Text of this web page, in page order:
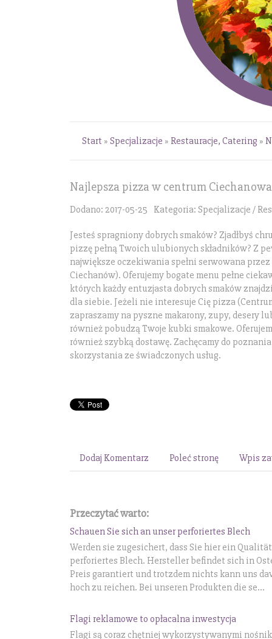
Start » Specjalizacje » Restauracje, Catering »
Najlepsza pizza w centrum Ciechanowa
Dodano: 2017-05-25 Kategoria: Specjalizacje /
Jesteś spragniony dobrych smaków? Zjadłbyś
pizzę pełną Twoich ulubionych składników? Z
największe oczekiwania spełni serwowana
Ciechanów). Oferujemy bogate menu pełne
których każdy entuzjasta dobrych smaków
dla siebie. Jeżeli nie interesuje Cię pizza
zapraszamy na pyszne makarony, zupy, desery
również pobudzą Twoje kubki smakowe.
również szybką dostawę. Zachęcamy do
skorzystania ze świadczonych usług.
Dodaj Komentarz Poleć stronę Wpis
Przeczytać warto:
Schauen Sie sich an unser perforiertes Blech
Werden sie zugesichert, dass Sie hier ein
perforiertes Blech. Hersteller befindet sich in
Preis garantiert und trotzdem nichts kann uns
hoch zu reichen. Bei unseren Produkten die se...
Flagi reklamowe to opłacalna inwestycja
Flagi są coraz chętniej wykorzystywanymi